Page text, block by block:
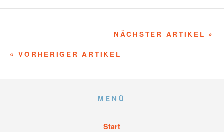
NÄCHSTER ARTIKEL »
« VORHERIGER ARTIKEL
MENÜ
Start